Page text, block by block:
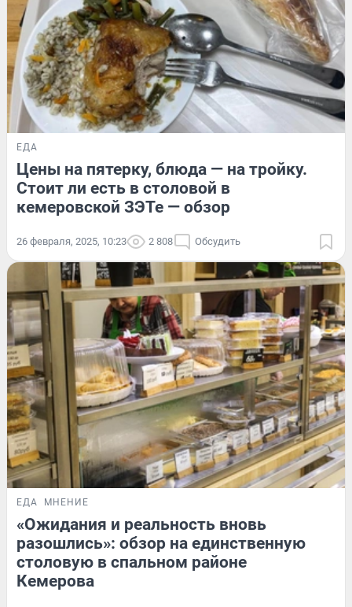
ЕДА
Цены на пятерку, блюда — на тройку.
Стоит ли есть в столовой в
кемеровской ЗЭТе — обзор
26 февраля, 2025, 10:23 2 808 Обсудить
ЕДА МНЕНИЕ
«Ожидания и реальность вновь
разошлись»: обзор на единственную
столовую в спальном районе
Кемерова